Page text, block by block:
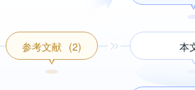
参考文献 (2) 本